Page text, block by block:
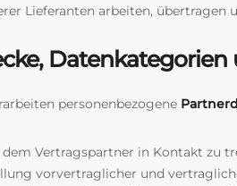
Lieferanten arbeiten, übertragen
personenbezogene
Vertragspartner in Kontakt zu
vorvertraglicher und